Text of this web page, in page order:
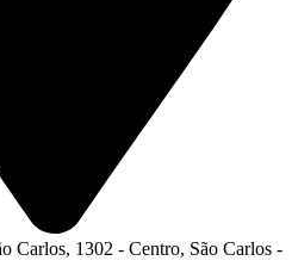
Carlos, 1302 - Centro, São Carlos -